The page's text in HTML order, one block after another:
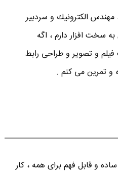
الكترونيك و سردبير
سخت افزار دارم ، اگه
و تصویر و طراحی رابط
و تمرین می کنم .
و قابل فهم برای همه ، کار